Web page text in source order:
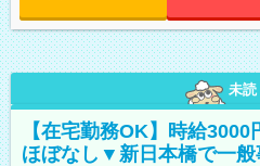
未読
【在宅勤務OK】時給
ほぼなし▼新日本橋で一般